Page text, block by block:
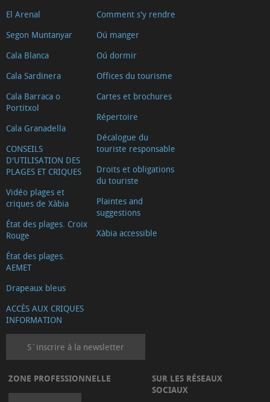
El Arenal
Segon Muntanyar
Cala Blanca
Cala Sardinera
Cala Barraca o
Portitxol
Cala Granadella
CONSEILS
D'UTILISATION DES
PLAGES ET CRIQUES
Vidéo plages et
criques de Xàbia
État des plages. Croix
Rouge
État des plages.
AEMET
Drapeaux bleus
ACCÈS AUX CRIQUES
INFORMATION
Comment s'y rendre
Oú manger
Oú dormir
Offices du tourisme
Cartes et brochures
Répertoire
Décalogue du
touriste responsable
Droits et obligations
du touriste
Plaintes and
suggestions
Xàbia accessible
S´inscrire à la newsletter
ZONE PROFESSIONNELLE
SUR LES RÉSEAUX
SOCIAUX